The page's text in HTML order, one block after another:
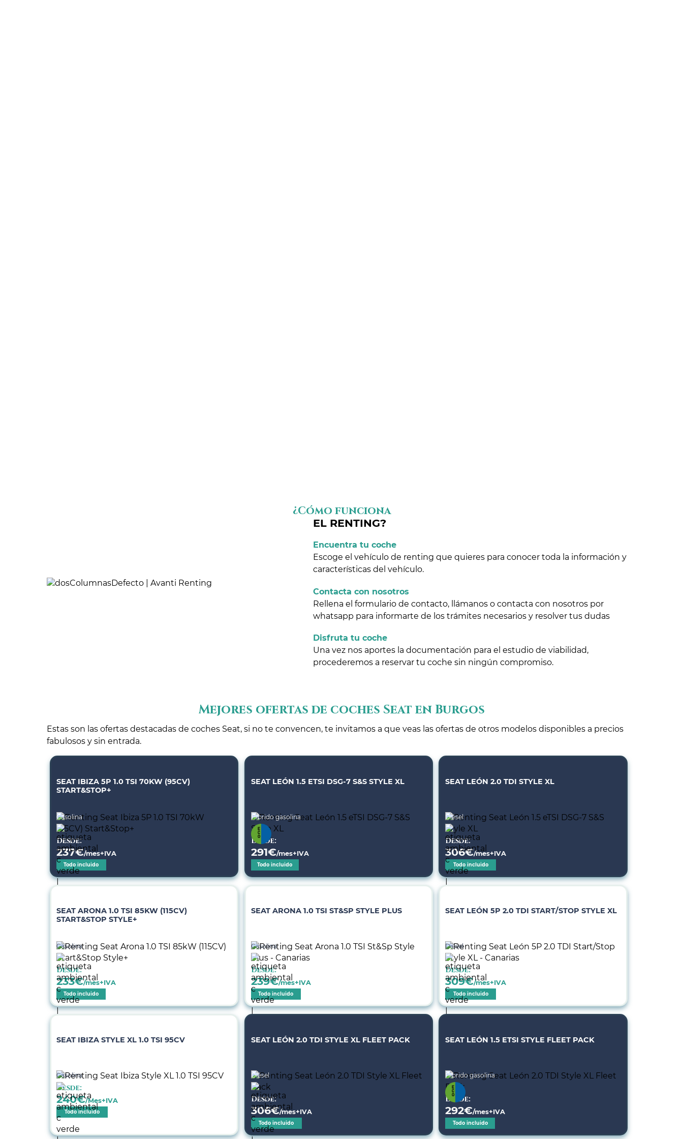
¿Cómo funciona
EL RENTING?
Encuentra tu coche
Escoge el vehículo de renting que quieres para conocer toda la información y
características del vehículo.
Contacta con nosotros
Rellena el formulario de contacto, llámanos o contacta con nosotros por
whatsapp para informarte de los trámites necesarios y resolver tus dudas
Disfruta tu coche
Una vez nos aportes la documentación para el estudio de viabilidad,
procederemos a reservar tu coche sin ningún compromiso.
Mejores ofertas de coches Seat en Burgos
Estas son las ofertas destacadas de coches Seat, si no te convencen, te invitamos a que veas las ofertas de otros modelos disponibles a precios
fabulosos y sin entrada.
SEAT IBIZA 5P 1.0 TSI 70KW (95CV)
START&STOP+
Gasolina
Desde:
237€/mes+IVA
Todo incluido
SEAT LEÓN 1.5 ETSI DSG-7 S&S STYLE XL
Híbrido gasolina
Desde:
291€/mes+IVA
Todo incluido
SEAT LEÓN 2.0 TDI STYLE XL
Diésel
Desde:
306€/mes+IVA
Todo incluido
SEAT ARONA 1.0 TSI 85KW (115CV)
START&STOP STYLE+
Gasolina
Desde:
233€/mes+IVA
Todo incluido
SEAT ARONA 1.0 TSI ST&SP STYLE PLUS
Gasolina
Desde:
239€/mes+IVA
Todo incluido
SEAT LEÓN 5P 2.0 TDI START/STOP STYLE XL
Diésel
Desde:
309€/mes+IVA
Todo incluido
SEAT IBIZA STYLE XL 1.0 TSI 95CV
Gasolina
Desde:
240€/Mes+IVA
Todo incluido
SEAT LEÓN 2.0 TDI STYLE XL FLEET PACK
Diésel
Desde:
306€/mes+IVA
Todo incluido
SEAT LEÓN 1.5 ETSI STYLE FLEET PACK
Híbrido gasolina
Desde:
292€/mes+IVA
Todo incluido